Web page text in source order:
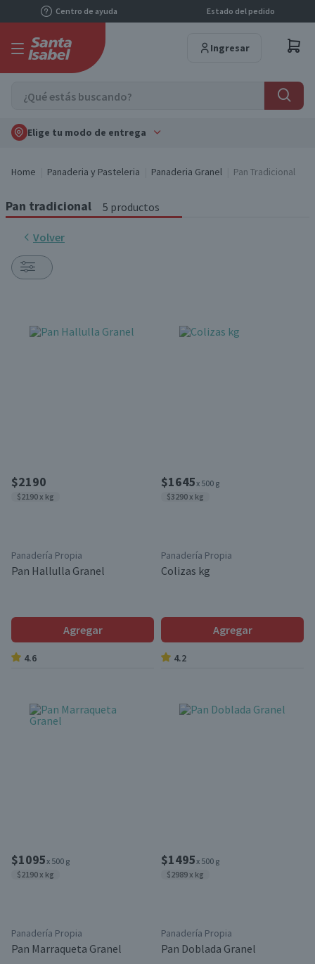
Centro de ayuda Estado del pedido
Ingresar
Elige tu modo de entrega
Home Panaderia y Pasteleria Panaderia Granel Pan Tradicional
Pan tradicional 5 productos
Volver
$2190
$2190 x kg
Panadería Propia
Pan Hallulla Granel
Agregar
4.6
$1645x 500 g
$3290 x kg
Panadería Propia
Colizas kg
Agregar
4.2
$1095x 500 g
$2190 x kg
Panadería Propia
Pan Marraqueta Granel
$1495x 500 g
$2989 x kg
Panadería Propia
Pan Doblada Granel